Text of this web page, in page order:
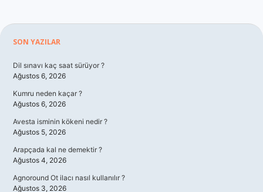
Sidebar
SON YAZILAR
Dil sınavı kaç saat sürüyor ?
Ağustos 6, 2026
Kumru neden kaçar ?
Ağustos 6, 2026
Avesta isminin kökeni nedir ?
Ağustos 5, 2026
Arapçada kal ne demektir ?
Ağustos 4, 2026
Agnoround Ot ilacı nasıl kullanılır ?
Ağustos 3, 2026